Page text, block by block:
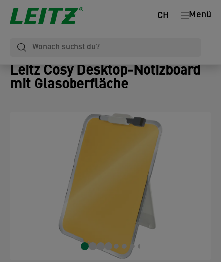
Menü
CH
Leitz Cosy Desktop-Notizboard
mit Glasoberfläche